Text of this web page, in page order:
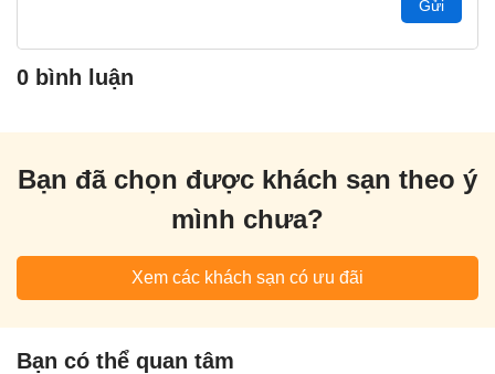
Gửi
0 bình luận
Bạn đã chọn được khách sạn theo ý
mình chưa?
Xem các khách sạn có ưu đãi
Bạn có thể quan tâm